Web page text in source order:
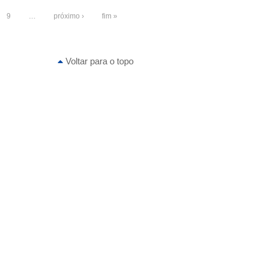
9 próximo › fim »
Voltar para o topo